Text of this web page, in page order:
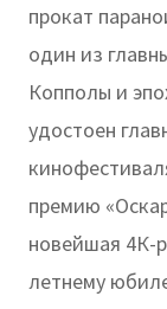
прокат
один из
Копполы и
удостоен
премию
новейшая 4К-
летнему